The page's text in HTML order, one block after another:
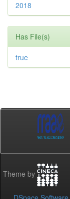
2018
Has File(s)
true
Theme by